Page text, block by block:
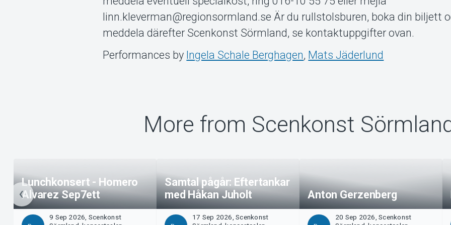
linn.kleverman@regionsormland.se Är du rullstolsburen, boka din biljett
meddela därefter Scenkonst Sörmland, se kontaktuppgifter ovan.
Performances by Ingela Schale Berghagen, Mats Jäderlund
More from Scenkonst
Lunchkonsert - Homero
Alvarez Sep7ett
9 Sep 2026, Scenkonst
Samtal pågår: Eftertankar
med Håkan Juholt
17 Sep 2026, Scenkonst
Anton Gerzenberg
20 Sep 2026, Scenkonst